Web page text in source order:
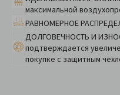
максимальной
РАВНОМЕРНОЕ
ДОЛГОВЕЧНОСТЬ И
подтверждается
покупке с защитным